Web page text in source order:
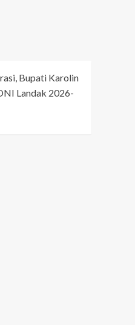
Bupati Karolin
Landak 2026-